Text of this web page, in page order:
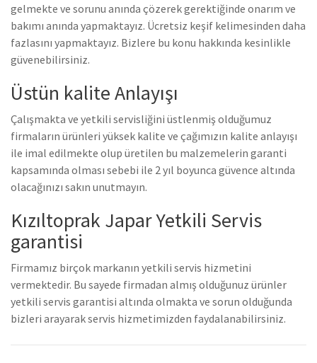
gelmekte ve sorunu anında çözerek gerektiğinde onarım ve
bakımı anında yapmaktayız. Ücretsiz keşif kelimesinden daha
fazlasını yapmaktayız. Bizlere bu konu hakkında kesinlikle
güvenebilirsiniz.
Üstün kalite Anlayışı
Çalışmakta ve yetkili servisliğini üstlenmiş olduğumuz
firmaların ürünleri yüksek kalite ve çağımızın kalite anlayışı
ile imal edilmekte olup üretilen bu malzemelerin garanti
kapsamında olması sebebi ile 2 yıl boyunca güvence altında
olacağınızı sakın unutmayın.
Kızıltoprak Japar Yetkili Servis
garantisi
Firmamız birçok markanın yetkili servis hizmetini
vermektedir. Bu sayede firmadan almış olduğunuz ürünler
yetkili servis garantisi altında olmakta ve sorun olduğunda
bizleri arayarak servis hizmetimizden faydalanabilirsiniz.